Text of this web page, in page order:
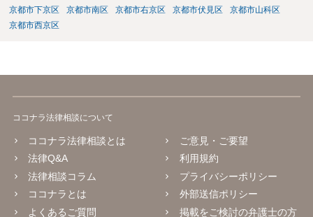
京都市下京区
京都市南区 京都市右京区 京都市伏見区
京都市山科区
京都市西京区
ココナラ法律相談について
ココナラ法律相談とは
法律Q&A
法律相談コラム
ココナラとは
よくあるご質問
ご意見・ご要望
利用規約
プライバシーポリシー
外部送信ポリシー
掲載をご検討の弁護士の方